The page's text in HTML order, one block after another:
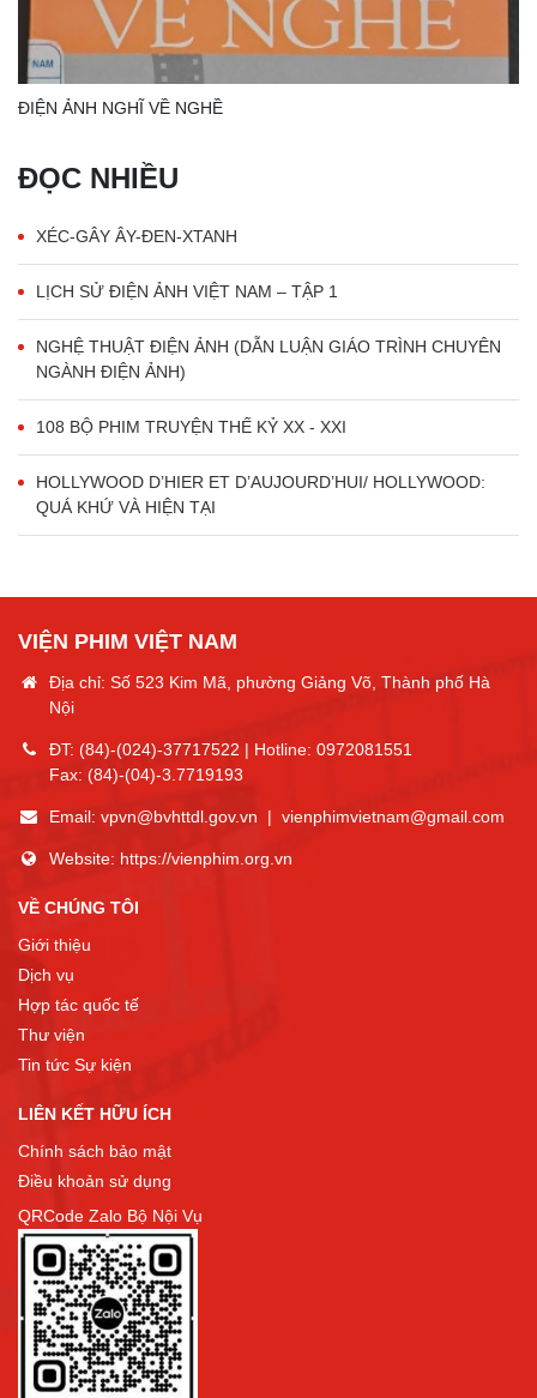
ĐIỆN ẢNH NGHĨ VỀ NGHỀ
ĐỌC NHIỀU
XÉC-GÂY ÂY-ĐEN-XTANH
LỊCH SỬ ĐIỆN ẢNH VIỆT NAM – TẬP 1
NGHỆ THUẬT ĐIỆN ẢNH (DẪN LUẬN GIÁO TRÌNH CHUYÊN
NGÀNH ĐIỆN ẢNH)
108 BỘ PHIM TRUYỆN THẾ KỶ XX - XXI
HOLLYWOOD D’HIER ET D’AUJOURD’HUI/ HOLLYWOOD:
QUÁ KHỨ VÀ HIỆN TẠI
VIỆN PHIM VIỆT NAM
Địa chỉ: Số 523 Kim Mã, phường Giảng Võ, Thành phố Hà
Nội
ĐT: (84)-(024)-37717522 | Hotline: 0972081551
Fax: (84)-(04)-3.7719193
Email: vpvn@bvhttdl.gov.vn | vienphimvietnam@gmail.com
Website: https://vienphim.org.vn
VỀ CHÚNG TÔI
Giới thiệu
Dịch vụ
Hợp tác quốc tế
Thư viện
Tin tức Sự kiện
LIÊN KẾT HỮU ÍCH
Chính sách bảo mật
Điều khoản sử dụng
QRCode Zalo Bộ Nội Vụ